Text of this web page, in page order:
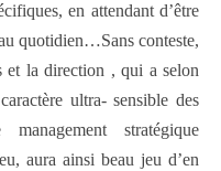
en attendant d’être
quotidien…Sans conteste,
et la direction , qui a selon
ultra- sensible des
stratégique
aura ainsi beau jeu d’en